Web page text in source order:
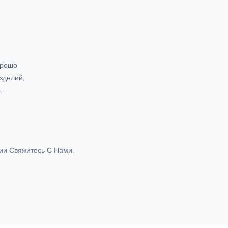
Свяжитесь С Нами.